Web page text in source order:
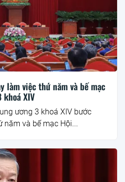
làm việc thứ năm và bế mạc
XIV
ương 3 khoá XIV bước
năm và bế mạc Hội...